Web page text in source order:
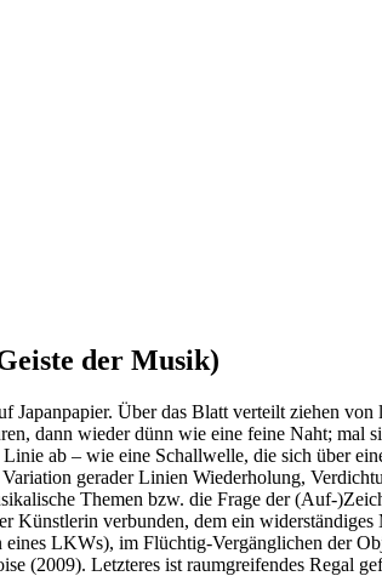
der Musik)
Japanpapier. Über das Blatt verteilt ziehen
dann wieder dünn wie eine feine Naht; mal
ab – wie eine Schallwelle, die sich über
gerader Linien Wiederholung,
Themen bzw. die Frage der (Auf-
Künstlerin verbunden, dem ein
LKWs), im Flüchtig-Vergänglichen der
(2009). Letzteres ist raumgreifendes Regal